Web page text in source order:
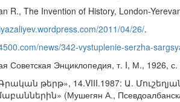
R., The Invention of History, London-
2011/04/26/.
news/342-vystuplenie-serzha-
Советская Энциклопедия, т. I, М., 1926,
թերթ», 14.VIII.1987: Ա.
(Мушегян А.,